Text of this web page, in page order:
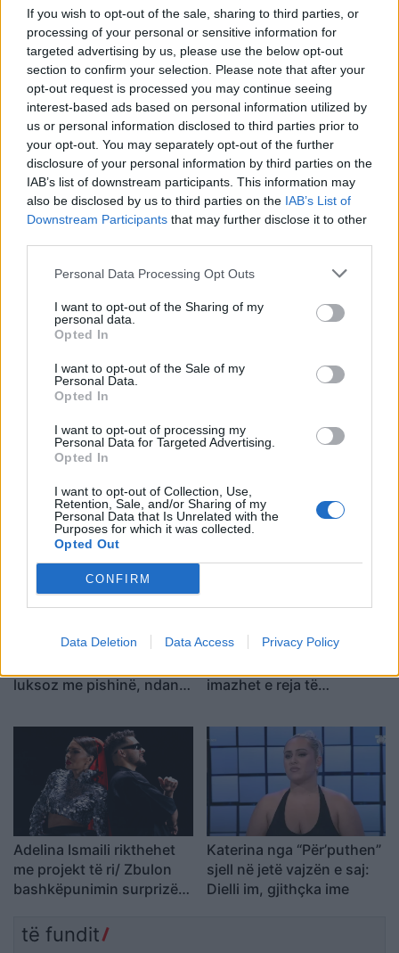
If you wish to opt-out of the sale, sharing to third parties, or
processing of your personal or sensitive information for
targeted advertising by us, please use the below opt-out
section to confirm your selection. Please note that after your
opt-out request is processed you may continue seeing
interest-based ads based on personal information utilized by
us or personal information disclosed to third parties prior to
your opt-out. You may separately opt-out of the further
disclosure of your personal information by third parties on the
IAB’s list of downstream participants. This information may
also be disclosed by us to third parties on the IAB’s List of
Downstream Participants that may further disclose it to other
Personal Data Processing Opt Outs
I want to opt-out of the Sharing of my
personal data.
Opted In
I want to opt-out of the Sale of my
Personal Data.
Opted In
I want to opt-out of processing my
Personal Data for Targeted Advertising.
Opted In
I want to opt-out of Collection, Use,
Retention, Sale, and/or Sharing of my
Personal Data that Is Unrelated with the
Purposes for which it was collected.
Opted Out
CONFIRM
Data Deletion Data Access Privacy Policy
vizita dhe 35 shtrime çdo
nga jeta publike: Ishte një
kohësh
Verë dhe Portokalle”
debuton në Peqin mes
ndalesa e radhës në
Kavajë
Foto/ Selin Bollati dhe
për krisje mes dy ish-
banorëve të Big Brother
VIP 5
Loredana Brati shfaqet
luksoz me pishinë, ndan
ndjekësit
Foto/ Sydney Sweeney
imazhet e reja të
Adelina Ismaili rikthehet
me projekt të ri/ Zbulon
bashkëpunimin surprizë
Katerina nga “Për’puthen”
sjell në jetë vajzën e saj:
Dielli im, gjithçka ime
të fundit